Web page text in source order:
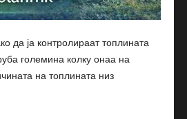
да ја контролираат топлината
големина колку онаа на
на топлината низ